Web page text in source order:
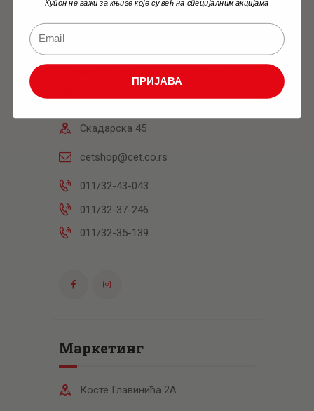
Књижара
Скадарска 45
cetshop@cet.co.rs
011/32-43-043
011/32-37-246
011/32-35-139
Маркетинг
Косте Главинића 2А
Купон не важи за књиге које су већ на специјалним акцијама
ПРИЈАВА